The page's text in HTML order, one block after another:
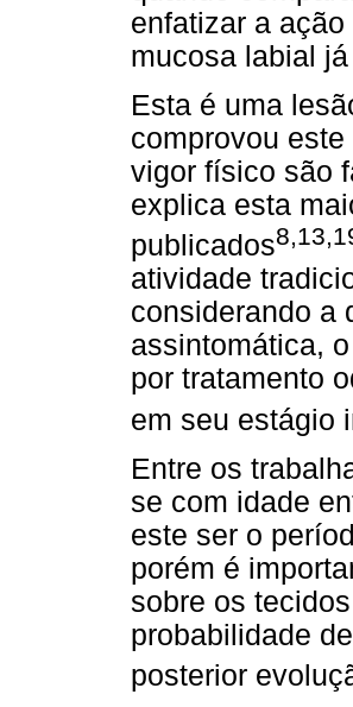
enfatizar a
mucosa labial
Esta é uma
comprovou
vigor físico são
explica esta
publicados
atividade
considerando a
assintomática,
por tratamento
em seu estágio
Entre os
se com idade
este ser o
porém é
sobre os
probabilidade
posterior